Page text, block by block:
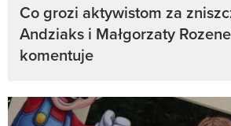
Co grozi aktywistom za
Andziaks i Małgorzaty
komentuje